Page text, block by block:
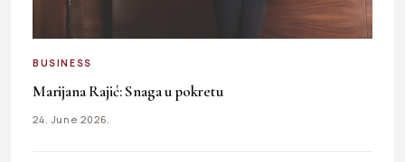
BUSINESS
Marijana Rajić: Snaga u pokretu
24. June 2026.